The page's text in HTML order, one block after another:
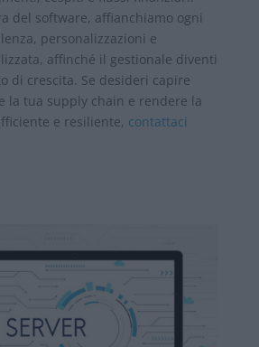
del software, affianchiamo ogni
personalizzazioni e
affinché il gestionale diventi
di crescita. Se desideri capire
la tua supply chain e rendere la
e resiliente, contattaci